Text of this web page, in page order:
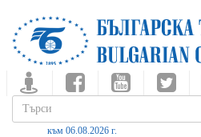
към 06.08.2026 г.